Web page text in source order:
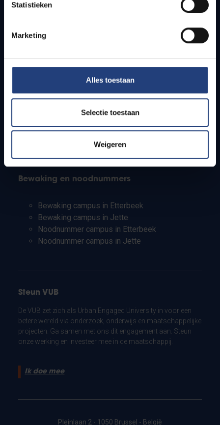
Statistieken
Marketing
Alles toestaan
Selectie toestaan
Weigeren
Bereikbaarheid
Studenten
PhD-studenten
Leerkrachten en secundaire scholen
Bewaking en noodnummers
Bewaking campus in Etterbeek
Bewaking campus in Jette
Noodnummer campus in Etterbeek
Noodnummer campus in Jette
Steun VUB
De VUB zet zich als Urban Engaged University in voor een
betere wereld via onderzoek, onderwijs en maatschappelijke
projecten. Ga samen met ons dit engagement aan. Steun
onze werking en investeer mee in de maatschappij.
Ik doe mee
Pleinlaan 2 - 1050 Brussel - België